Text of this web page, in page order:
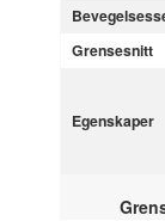
Grensesnitt
Egenskaper